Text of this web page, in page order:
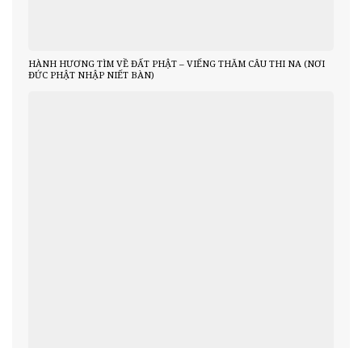
HÀNH HƯƠNG TÌM VỀ ĐẤT PHẬT – VIẾNG THĂM CÂU THI NA (NƠI
ĐỨC PHẬT NHẬP NIẾT BÀN)